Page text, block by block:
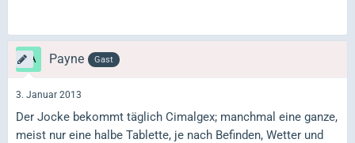
Payne Gast
3. Januar 2013
Der Jocke bekommt täglich Cimalgex; manchmal eine ganze,
meist nur eine halbe Tablette, je nach Befinden, Wetter und